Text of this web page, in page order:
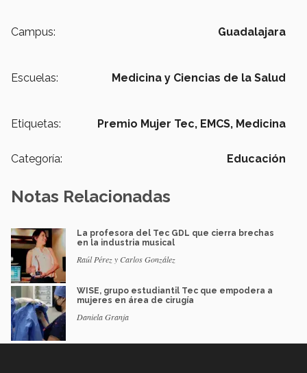
Campus: Guadalajara
Escuelas: Medicina y Ciencias de la Salud
Etiquetas: Premio Mujer Tec, EMCS, Medicina
Categoría: Educación
Notas Relacionadas
La profesora del Tec GDL que cierra brechas
en la industria musical
Raúl Pérez y Carlos González
WISE, grupo estudiantil Tec que empodera a
mujeres en área de cirugía
Daniela Granja